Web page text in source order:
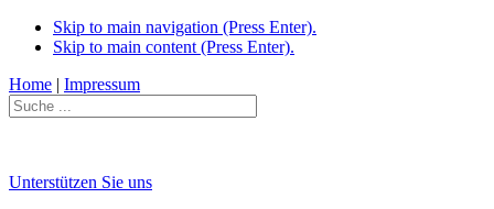
Skip to main navigation (Press Enter).
Skip to main content (Press Enter).
Home | Impressum
Unterstützen Sie uns